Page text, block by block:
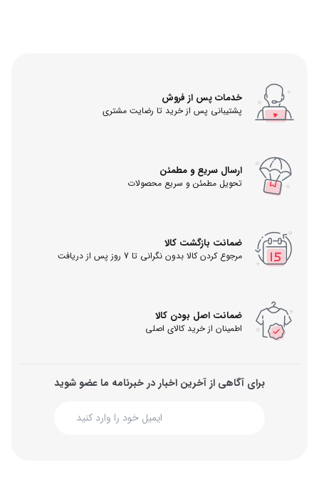
خدمات پس از فروش
پشتیبانی پس از خرید تا رضایت مشتری
ارسال سریع و مطمئن
تحویل مطمئن و سریع محصولات
ضمانت بازگشت کالا
مرجوع کردن کالا بدون نگرانی تا 7 روز پس از دریافت
ضمانت اصل بودن کالا
اطمینان از خرید کالای اصلی
برای آگاهی از آخرین اخبار در خبرنامه ما عضو شوید